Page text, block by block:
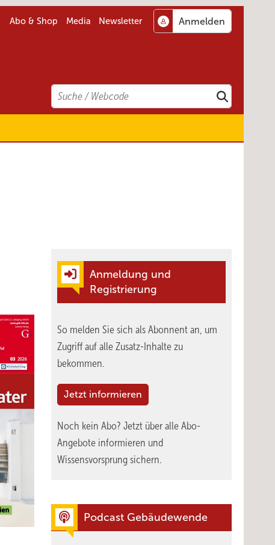
Abo & Shop Media Newsletter
Search
Suchen
Anmeldung und
Registrierung
So melden Sie sich als Abonnent an, um
Zugriff auf alle Zusatz-Inhalte zu
bekommen.
Jetzt informieren
Noch kein Abo? Jetzt über alle Abo-
Angebote informieren und
Wissensvorsprung sichern.
Podcast Gebäudewende